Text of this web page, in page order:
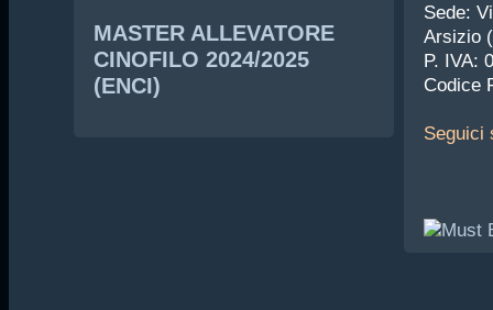
MASTER ALLEVATORE
CINOFILO 2024/2025
(ENCI)
Sede:
Arsizio
P. IVA:
Codice
Seguici